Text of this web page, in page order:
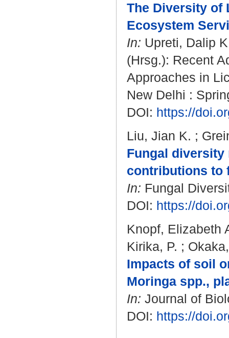
The Diversity of
Ecosystem
In: Upreti, Dalip
(Hrsg.): Recent
Approaches in
New Delhi :
DOI: https://
Liu, Jian K. ;
Fungal diversity
contributions to
In: Fungal
DOI: https://
Knopf, Elizabeth
Kirika, P. ;
Impacts of soil
Moringa spp.,
In: Journal of
DOI: https://